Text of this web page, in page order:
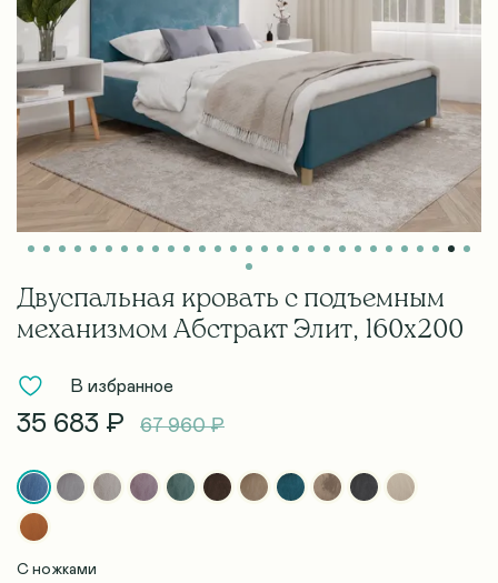
Двуспальная кровать с подъемным
механизмом Абстракт Элит, 160х200
В избранное
35 683 ₽ 67 960 ₽
С ножками